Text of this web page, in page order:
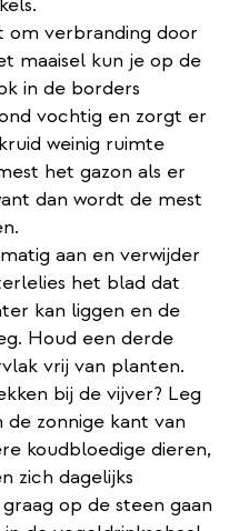
om verbranding door
maaisel kun je op de
in de borders
vochtig en zorgt er
weinig ruimte
het gazon als er
dan wordt de mest
aan en verwijder
het blad dat
kan liggen en de
Houd een derde
vrij van planten.
bij de vijver? Leg
zonnige kant van
koudbloedige dieren,
zich dagelijks
op de steen gaan